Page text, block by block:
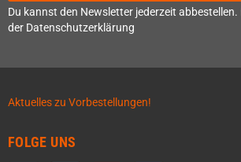
Du kannst den Newsletter jederzeit
der Datenschutzerklärung
Aktuelles zu Vorbestellungen!
FOLGE UNS